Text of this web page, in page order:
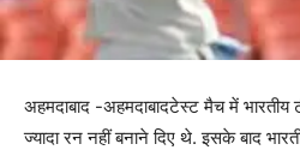
अहमदाबाद -अहमदाबादटेस्ट मैच में भारतीय
ज्यादा रन नहीं बनाने दिए थे. इसके बाद